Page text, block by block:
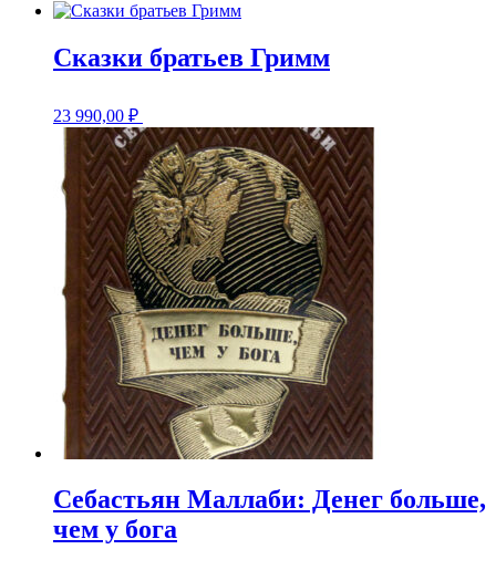
Сказки братьев Гримм
23 990,00 ₽
Себастьян Маллаби: Денег больше,
чем у бога